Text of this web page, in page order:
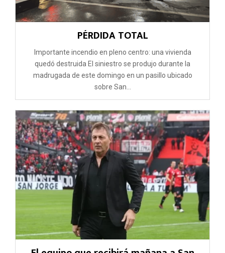
PÉRDIDA TOTAL
Importante incendio en pleno centro: una vivienda
quedó destruida El siniestro se produjo durante la
madrugada de este domingo en un pasillo ubicado
sobre San...